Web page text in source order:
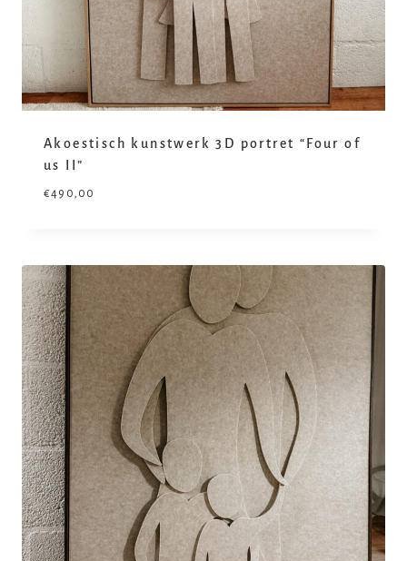
Akoestisch kunstwerk 3D portret “Four of
us II”
€490,00